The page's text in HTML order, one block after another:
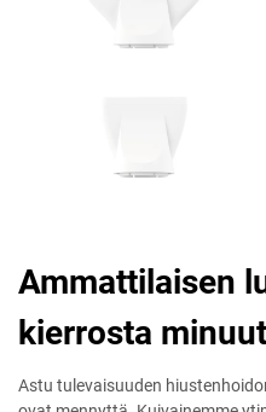
Ammattilaisen
kierrosta
Astu tulevaisuuden